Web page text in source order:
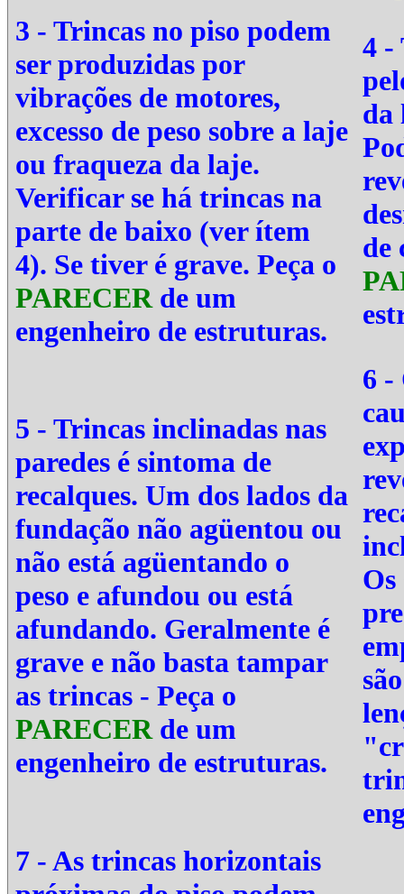
3 - Trincas no piso podem
ser produzidas por
vibrações de motores,
excesso de peso sobre a laje
ou fraqueza da laje.
Verificar se há trincas na
parte de baixo (ver ítem
4). Se tiver é grave. Peça o
PARECER de um
engenheiro de estruturas.
4 -
da
de
5 - Trincas inclinadas nas
paredes é sintoma de
recalques. Um dos lados da
fundação não agüentou ou
não está agüentando o
peso e afundou ou está
afundando. Geralmente é
grave e não basta tampar
as trincas - Peça o
PARECER de um
engenheiro de estruturas.
6 -
7 - As trincas horizontais